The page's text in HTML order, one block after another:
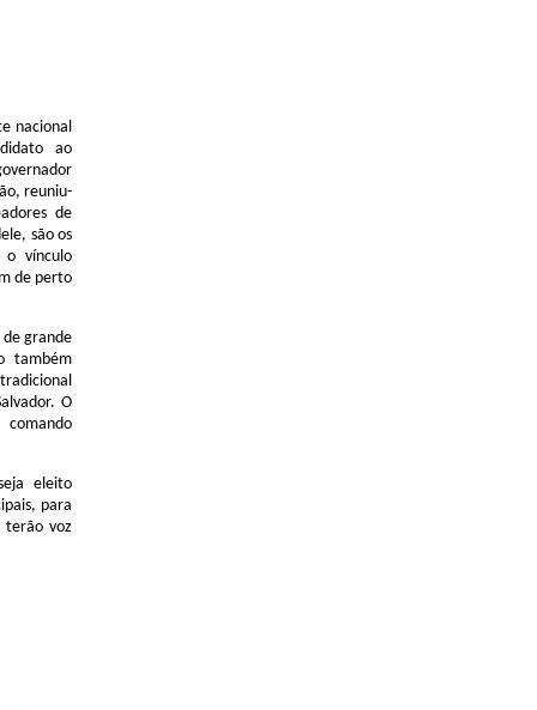
nacional
ao
reuniu-
de
são os
o vínculo
de perto
de grande
também
O
eleito
para
terão voz